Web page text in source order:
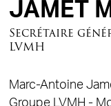
JAMET
Secrétaire
LVMH
Marc-Antoine
Groupe LVMH -